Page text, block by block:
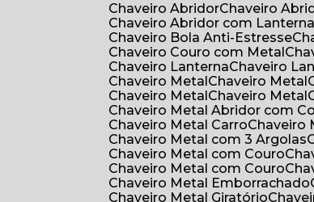
Chaveiro Abridor
Chaveiro
Chaveiro Abridor com Lanterna
Chaveiro Bola Anti-Estresse
Chaveiro Couro com Metal
Chaveiro Lanterna
Chaveiro
Chaveiro Metal
Chaveiro Metal
Chaveiro Metal
Chaveiro Metal
Chaveiro Metal Abridor com
Chaveiro Metal Carro
Chaveiro Metal com 3 Argolas
Chaveiro Metal com Couro
Chaveiro Metal com Couro
Chaveiro Metal Emborrachado
Chaveiro Metal Giratório